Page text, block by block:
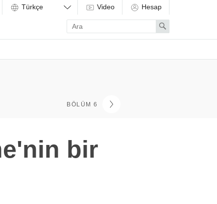
Video Hesap
Enter
search
term
Search
BÖLÜM 6
bir